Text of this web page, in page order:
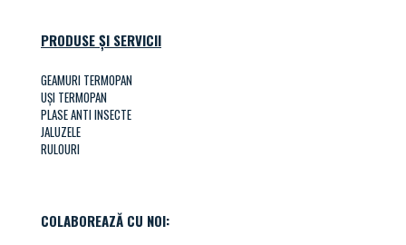
PRODUSE ȘI SERVICII
GEAMURI TERMOPAN
UȘI TERMOPAN
PLASE ANTI INSECTE
JALUZELE
RULOURI
COLABOREAZĂ CU NOI: